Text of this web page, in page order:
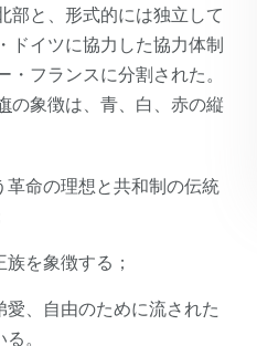
部と、形式的には独立して
ドイツに協力した協力体制
フランスに分割された。
の象徴は、青、白、赤の縦
革命の理想と共和制の伝統
を象徴する；
愛、自由のために流された
。